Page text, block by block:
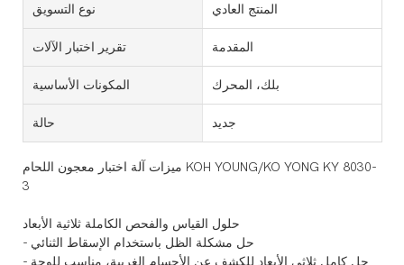
نوع التسويق المنتج العادي
تقرير اختبار الآلات المقدمة
المكونات الأساسية بلك، المحرك
حالة جديد
ميزات آلة اختبار معجون اللحام KOH YOUNG/KO YONG KY 8030-
3
حلول القياس والفحص الكاملة ثلاثية الأبعاد
- حل مشكلة الظل باستخدام الإسقاط الثنائي
- حل كامل ثلاثي الأبعاد للكشف عن الأجسام الغريبة، مناسب للوحة